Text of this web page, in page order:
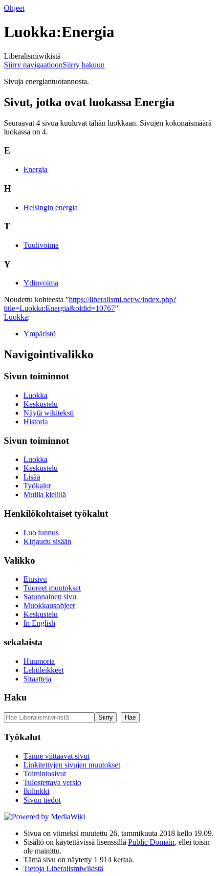
Ohjeet
Luokka:Energia
Liberalismiwikistä
Siirry navigaatioonSiirry hakuun
Sivuja energiantuotannosta.
Sivut, jotka ovat luokassa Energia
Seuraavat 4 sivua kuuluvat tähän luokkaan. Sivujen kokonaismäärä
luokassa on 4.
E
Energia
H
Helsingin energia
T
Tuulivoima
Y
Ydinvoima
Noudettu kohteesta ”https://liberalismi.net/w/index.php?
title=Luokka:Energia&oldid=10767”
Luokka:
Ympäristö
Navigointivalikko
Sivun toiminnot
Luokka
Keskustelu
Näytä wikiteksti
Historia
Sivun toiminnot
Luokka
Keskustelu
Lisää
Työkalut
Muilla kielillä
Henkilökohtaiset työkalut
Luo tunnus
Kirjaudu sisään
Valikko
Etusivu
Tuoreet muutokset
Satunnainen sivu
Muokkausohjeet
Keskustelu
In English
sekalaista
Huumoria
Lehtileikkeet
Sitaatteja
Haku
Työkalut
Tänne viittaavat sivut
Linkitettyjen sivujen muutokset
Toimintosivut
Tulostettava versio
Ikilinkki
Sivun tiedot
Sivua on viimeksi muutettu 26. tammikuuta 2018 kello 19.09.
Sisältö on käytettävissä lisenssillä Public Domain, ellei toisin
ole mainittu.
Tämä sivu on näytetty 1 914 kertaa.
Tietoja Liberalismiwikistä